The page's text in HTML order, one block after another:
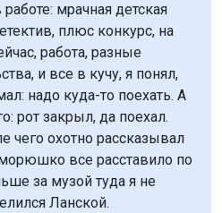
мрачная детская
плюс конкурс, на
работа, разные
и все в кучу, я понял,
надо куда-то поехать. А
рот закрыл, да поехал.
чего охотно рассказывал
все расставило по
за музой туда я не
Ланской.